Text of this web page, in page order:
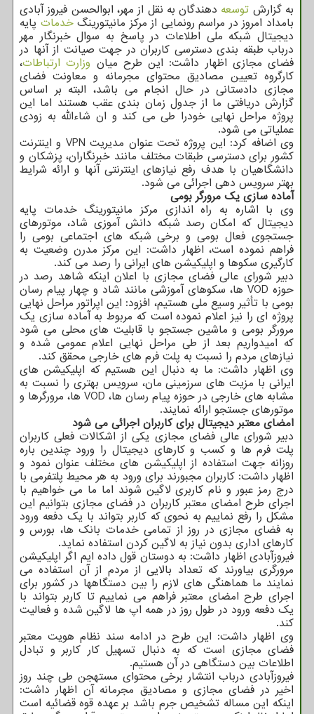
به گزارش توسعه دهندگان به نقل از مهر، ابوالحسن فیروز آبادی
بامداد امروز در مراسم رونمایی از مرکز مانیتورینگخدمات پایه
دیجیتال شبکه ملی اطلاعات در پاسخ به سوال خبرنگار مهر
درباب طبقه بندی دسترسی کاربران در جهت صیانت از آنها در
فضای مجازی اظهار داشت: این طرح میان وزارت ارتباطات،
کارگروه تعیین مصادیق محتوای مجرمانه و معاونت فضای
مجازی دادستانی در حال انجام می باشد، البته بر اساس
گزارش دریافتی ما از جدول زمان بندی عقب هستند اما این
پروژه مراحل نهایی خودرا طی می کند و ان شاءالله به زودی
عملیاتی می شود.
وی اضافه کرد: این پروژه تحت عنوان مدیریت VPN و اینترنت
کشور برای دسترسی طبقات مختلف مانند خبرنگاران، پزشکان و
دانشگاهیان با هدف رفع نیازهای اینترنتی آنها و ارائه شرایط
بهتر سرویس دهی اجرائی می شود.
آماده سازی یک مرورگر بومی
وی با اشاره به راه اندازی مرکز مانیتورینگ خدمات پایه
دیجیتال که امکان رصد شبکه دانش آموزی شاد، موتورهای
جستجوی فعال بومی و برخی شبکه های اجتماعی بومی را
فراهم نموده است، اظهار داشت: این مرکز مدرن وضعیت به
کارگیری سکوها و اپلیکیشن های ایرانی را رصد می کند.
دبیر شورای عالی فضای مجازی با اعلان اینکه شاهد رصد در
حوزه VOD ها، سکوهای آموزشی مانند شاد و چهار پیام رسان
بومی با تأثیر وسیع ملی هستیم، افزود: این اپراتور مراحل نهایی
پروژه ای را نیز اعلام نموده است که مربوط به آماده سازی یک
مرورگر بومی و ماشین جستجو با قابلیت های محلی می شود
که امیدواریم بعد از طی مراحل نهایی اعلام عمومی شده و
نیازهای مردم را نسبت به پلت فرم های خارجی محقق کند.
وی اظهار داشت: ما به دنبال این هستیم که اپلیکیشن های
ایرانی با مزیت های سرزمینی مان، سرویس بهتری را نسبت به
مشابه های خارجی در حوزه پیام رسان ها، VOD ها، مرورگرها و
موتورهای جستجو ارائه نمایند.
امضای معتبر دیجیتال برای کاربران اجرائی می شود
دبیر شورای عالی فضای مجازی یکی از اشکالات فعلی کاربران
پلت فرم ها و کسب و کارهای دیجیتال را ورود چندین باره
روزانه جهت استفاده از اپلیکیشن های مختلف عنوان نمود و
اظهار داشت: کاربران مجبورند برای ورود به هر محیط پلتفرمی با
درج رمز عبور و نام کاربری لاگین شوند اما ما می خواهیم با
اجرای طرح امضای معتبر کاربران در فضای مجازی بتوانیم این
مشکل را رفع نماییم به نحوی که کاربر بتواند با یک دفعه ورود
به فضای مجازی در روز از تمامی خدمات بانک ها، بورس و
کارهای اداری بدون نیاز به لاگین کردن استفاده نماید.
فیروزآبادی اظهار داشت: به دوستان قول داده ایم اگر اپلیکیشن
مرورگری بیاورند که تعداد بالایی از مردم از آن استفاده می
نمایند ما هماهنگی های لازم را بین دستگاهها در کشور برای
اجرای طرح امضای معتبر فراهم می نماییم تا کاربر بتواند با
یک دفعه ورود در طول روز در همه اپ ها لاگین شده و فعالیت
کند.
وی اظهار داشت: این طرح در ادامه سند نظام هویت معتبر
فضای مجازی است که به دنبال تسهیل کار کاربر و تبادل
اطلاعات بین دستگاهی در آن هستیم.
فیروزآبادی درباب انتشار برخی محتوای مستهجن طی چند روز
اخیر در فضای مجازی و مصادیق مجرمانه آن اظهار داشت:
اینکه این مساله تشخیص جرم باشد بر عهده قوه قضائیه است